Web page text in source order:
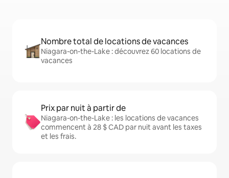
Nombre total de locations de vacances
Niagara-on-the-Lake : découvrez 60 locations de
vacances
Prix par nuit à partir de
Niagara-on-the-Lake : les locations de vacances
commencent à 28 $ CAD par nuit avant les taxes
et les frais.